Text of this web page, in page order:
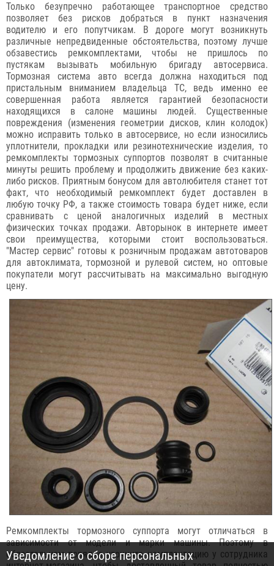
Только безупречно работающее транспортное средство
позволяет без рисков добраться в пункт назначения
водителю и его попутчикам. В дороге могут возникнуть
различные непредвиденные обстоятельства, поэтому лучше
обзавестись ремкомплектами, чтобы не пришлось по
пустякам вызывать мобильную бригаду автосервиса.
Тормозная система авто всегда должна находиться под
пристальным вниманием владельца ТС, ведь именно ее
совершенная работа является гарантией безопасности
находящихся в салоне машины людей. Существенные
повреждения (изменения геометрии дисков, клин колодок)
можно исправить только в автосервисе, но если износились
уплотнители, прокладки или резинотехнические изделия, то
ремкомплекты тормозных суппортов позволят в считанные
минуты решить проблему и продолжить движение без каких-
либо рисков. Приятным бонусом для автолюбителя станет тот
факт, что необходимый ремкомплект будет доставлен в
любую точку РФ, а также стоимость товара будет ниже, если
сравнивать с ценой аналогичных изделий в местных
физических точках продажи. Авторынок в интернете имеет
свои преимущества, которыми стоит воспользоваться.
"Мастер сервис" готовы к розничным продажам автотоваров
для автоклимата, тормозной и рулевой систем, но оптовые
покупатели могут рассчитывать на максимально выгодную
цену.
Ремкомплекты тормозного суппорта могут отличаться в
зависимости от модели и марки машины. Поэтому в
обязательном порядке уточните комплектацию у сотрудника
Уведомление о сборе персональных